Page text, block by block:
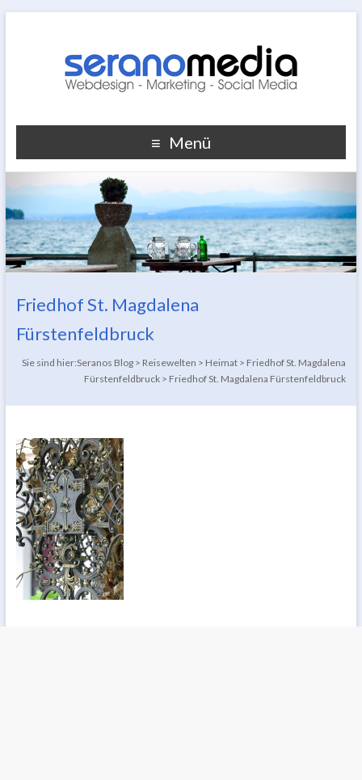
Menü
Friedhof St. Magdalena
Fürstenfeldbruck
Sie sind hier:Seranos Blog > Reisewelten > Heimat > Friedhof St. Magdalena
Fürstenfeldbruck > Friedhof St. Magdalena Fürstenfeldbruck